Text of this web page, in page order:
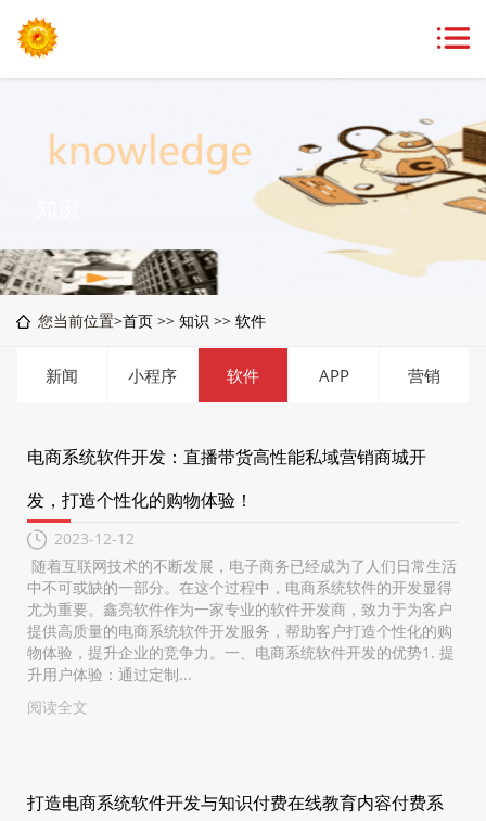
您当前位置>首页 >> 知识 >> 软件
新闻 小程序 软件 APP 营销
电商系统软件开发：直播带货高性能私域营销商城开
发，打造个性化的购物体验！
2023-12-12
随着互联网技术的不断发展，电子商务已经成为了人们日常生活
中不可或缺的一部分。在这个过程中，电商系统软件的开发显得
尤为重要。鑫亮软件作为一家专业的软件开发商，致力于为客户
提供高质量的电商系统软件开发服务，帮助客户打造个性化的购
物体验，提升企业的竞争力。一、电商系统软件开发的优势1. 提
升用户体验：通过定制...
阅读全文
打造电商系统软件开发与知识付费在线教育内容付费系